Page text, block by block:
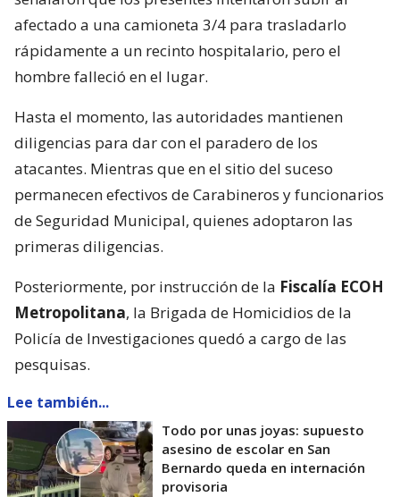
afectado a una camioneta 3/4 para trasladarlo
rápidamente a un recinto hospitalario, pero el
hombre falleció en el lugar.
Hasta el momento, las autoridades mantienen
diligencias para dar con el paradero de los
atacantes. Mientras que en el sitio del suceso
permanecen efectivos de Carabineros y funcionarios
de Seguridad Municipal, quienes adoptaron las
primeras diligencias.
Posteriormente, por instrucción de la Fiscalía ECOH
Metropolitana, la Brigada de Homicidios de la
Policía de Investigaciones quedó a cargo de las
pesquisas.
Lee también...
Todo por unas joyas: supuesto
asesino de escolar en San
Bernardo queda en internación
provisoria